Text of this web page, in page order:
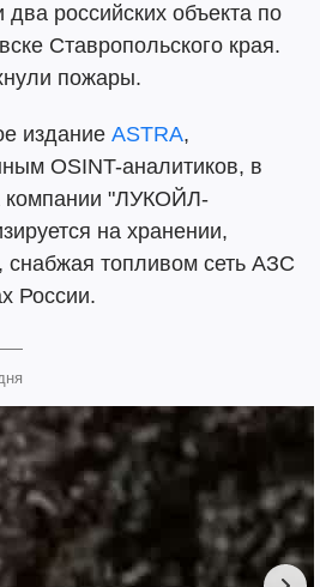
российских объекта по
Ставропольского края.
пожары.
издание ASTRA,
OSINT-аналитиков, в
компании "ЛУКОЙЛ-
на хранении,
снабжая топливом сеть АЗС
России.